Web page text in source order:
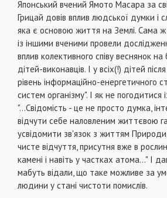
Японський вчений Ямото Масара за
Грицай довів вплив людської думки і
яка є основою життя на Землі. Сама ж
із іншими вченими провели
вплив колективного співу веснянок на
дітей-виконавців. І у всіх(!) дітей
рівень інформаційно-енергетичного
систем організму". І як не погодитися
"...Свідомість - це не просто думка,
відчути себе наловленим життєвою
усвідомити зв'язок з життям Природи.
чисте відчуття, присутня вже в
камені і навіть у частках атома..." І
мабуть відали, що таке можливе за
людини у стані чистоти помислів.